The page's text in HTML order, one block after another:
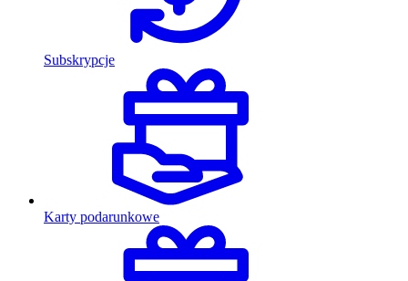
Subskrypcje
Karty podarunkowe